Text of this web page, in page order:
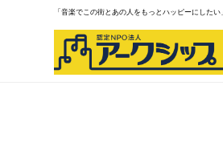
「音楽でこの街とあの人をもっとハッピーにした